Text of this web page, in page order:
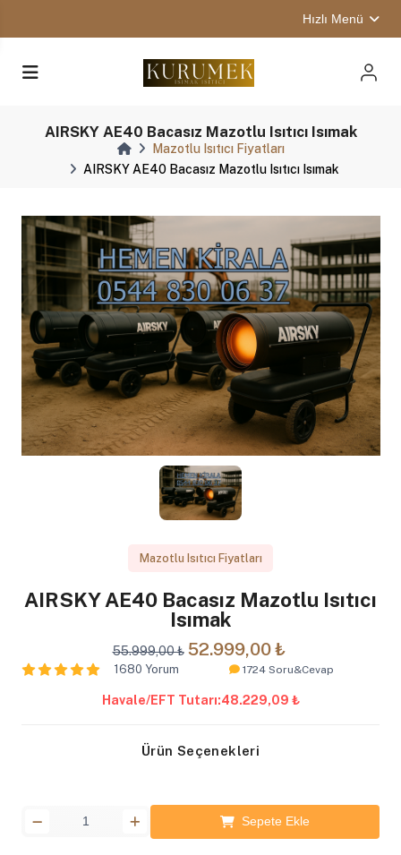
Hızlı Menü
AIRSKY AE40 Bacasız Mazotlu Isıtıcı Isımak
Mazotlu Isıtıcı Fiyatları
AIRSKY AE40 Bacasız Mazotlu Isıtıcı Isımak
Mazotlu Isıtıcı Fiyatları
AIRSKY AE40 Bacasız Mazotlu Isıtıcı
Isımak
55.999,00 ₺ 52.999,00 ₺
1680 Yorum 1724 Soru&Cevap
Havale/EFT Tutarı:48.229,09 ₺
Ürün Seçenekleri
Sepete Ekle